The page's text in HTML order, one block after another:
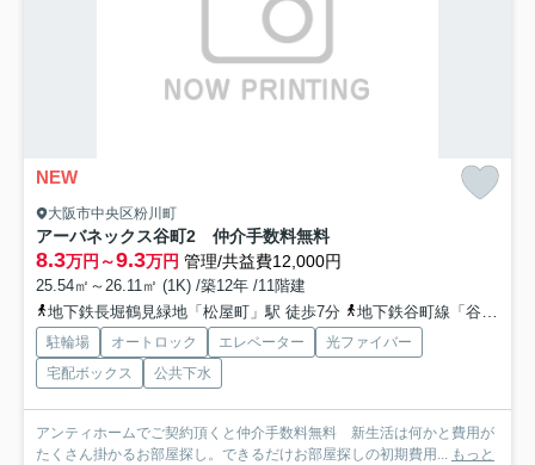
NEW
大阪市中央区粉川町
アーバネックス谷町2 仲介手数料無料
8.3万円～9.3万円 管理/共益費12,000円
25.54㎡～26.11㎡ (1K) /築12年 /11階建
地下鉄長堀鶴見緑地「松屋町」駅 徒歩7分
地下鉄谷町線「谷町四丁目」駅 徒歩8分
駐輪場 オートロック エレベーター
光ファイバー
宅配ボックス
公共下水
アンティホームでご契約頂くと仲介手数料無料 新生活は何かと費用が
たくさん掛かるお部屋探し。できるだけお部屋探しの初期費用...
もっと